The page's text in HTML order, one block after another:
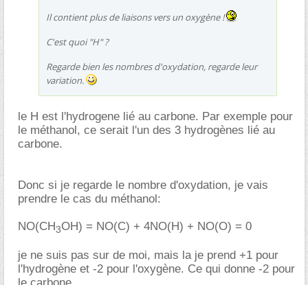
Il contient plus de liaisons vers un oxygène !
C'est quoi "H" ?
Regarde bien les nombres d'oxydation, regarde leur
variation.
le H est l'hydrogene lié au carbone. Par exemple pour
le méthanol, ce serait l'un des 3 hydrogènes lié au
carbone.
Donc si je regarde le nombre d'oxydation, je vais
prendre le cas du méthanol:
NO(CH3OH) = NO(C) + 4NO(H) + NO(O) = 0
je ne suis pas sur de moi, mais la je prend +1 pour
l'hydrogène et -2 pour l'oxygène. Ce qui donne -2 pour